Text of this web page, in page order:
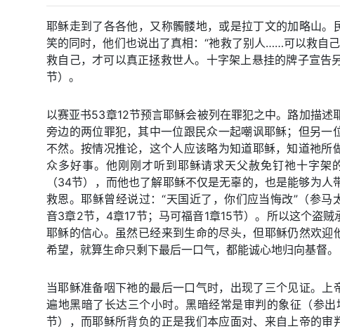
耶稣走到了各各他，又称髑髅地，或是拉丁文的加略山
笑的同时，他们也说出了真相：“祂救了别人……可以救自
救自己，才可以真正拯救世人。十字架上悬挂的牌子宣告
节）。
以赛亚书53章12节预言耶稣会被列在罪犯之中。路加描述
旁边的两位罪犯，其中一位跟民众一起嘲讽耶稣；但另一
不然。按情况推论，这个人应该略为知道耶稣，知道祂所
众多好事。他刚刚才听到耶稣请求天父赦免钉祂十字架
（34节），而他也了解耶稣不仅是无辜的，也是能够为人
救恩。耶稣曾经说过：“天国近了，你们应当悔改”（参马
音3章2节，4章17节；马可福音1章15节）。所以这个盗
耶稣的信心。虽然已经来到生命的尽头，但耶稣仍然欢
希望，就算生命只剩下最后一口气，都能诚心地归向基督。
当耶稣准备咽下祂的最后一口气时，出现了三个见证。上
遍地黑暗了长达三个小时。黑暗经常是审判的象征（参
节），而耶稣所背负的正是我们本应面对、来自上帝的